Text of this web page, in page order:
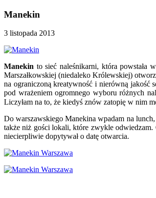
Manekin
3 listopada 2013
Manekin to sieć naleśnikarni, która powstała
Marszałkowskiej (niedaleko Królewskiej)
na ograniczoną kreatywność i nierówną jakość
pod wrażeniem ogromnego wyboru różnych
Liczyłam na to, że kiedyś znów zatopię w nim
Do warszawskiego Manekina wpadam na
także niż gości lokali, które zwykle odwiedzam.
niecierpliwie dopytywał o datę otwarcia.